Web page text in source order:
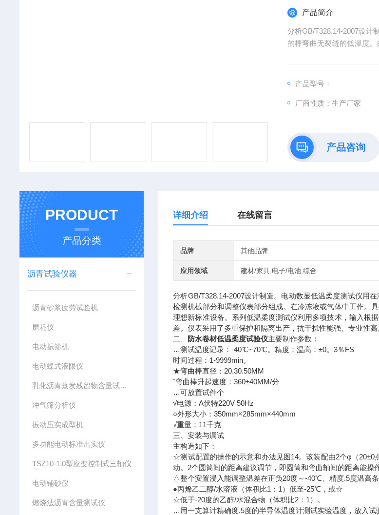
产品简介
分析GB/T328.14-2007设计
的棒弯曲无裂缝的低温度
具有操作便利、智能程度
产品型号：
厂商性质：生产厂家
产品咨询
PRODUCT
产品分类
沥青试验仪器
沥青砂浆疲劳试验机
磨耗仪
电动振筛机
电动蝶式液限仪
乳化沥青蒸发残留物含量试验仪
冲气筛分析仪
振动压实成型机
多功能电动标准击实仪
TSZ10-1.0型应变控制式三轴仪
电动铺砂仪
燃烧法沥青含量测试仪
详细介绍 在线留言
品牌 其他品牌
应用领域 建材/家具,电子/电池,综合
分析GB/T328.14-2007设计制造。电动数显低温柔度测试仪用
检测机械部分和调整仪表部分组成。在冷冻液或气体中工作。
理想新标准设备。系列低温柔度测试仪利用多项技术，输入根
差。仪表采用了多重保护和隔离出产，抗干扰性能强、专业性高
二、 防水卷材低温柔度试验仪主要制作参数：
…测试温度记录：-40℃~70℃。精度：温高：±0。3％FS
时间过程：1-9999min。
★弯曲棒直径：20.30.50MM
¨弯曲棒升起速度：360±40MM/分
…可放置试件个
√电源：A伏特220V 50Hz
○外形大小：350mm×285mm×440mm
√重量：11千克
三、安装与调试
主构造如下：
☆测试配置的操作的示意和办法见图14。该装配由2个φ（
动。2个圆筒间的距离建议调节，即圆筒和弯曲轴间的距离能操
△整个安置浸入能调整温差在正负20度～-40℃、精度.5度温高
●丙烯乙二醇/水溶液（体积比1：1）低至-25℃，或☆
☆低于-20度的乙醇/水混合物（体积比2：1）。
…用一支算计精确度.5度的半导体温度计测试实验温度，放入试